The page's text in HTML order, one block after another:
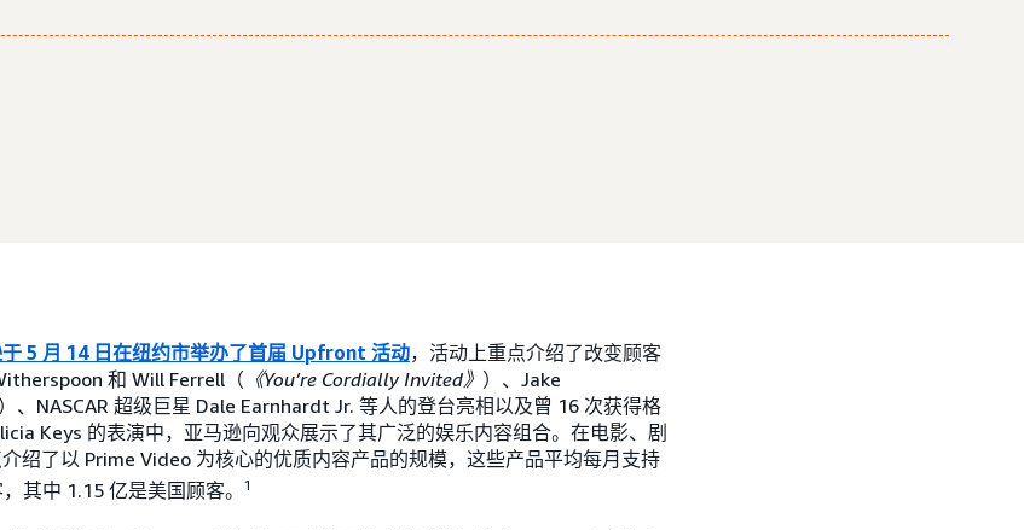
5 月 14 日在纽约市举办了首届 Upfront 活动，活动上重点介绍了改变顾客
和 Will Ferrell（ 《You’re Cordially Invited》 ）、Jake
）、NASCAR 超级巨星 Dale Earnhardt Jr. 等人的登台亮相以及曾 16 次获得格
Keys 的表演中，亚马逊向观众展示了其广泛的娱乐内容组合。在电影、剧
绍了以 Prime Video 为核心的优质内容产品的规模，这些产品平均每月支持
其中 1.15 亿是美国顾客。
1